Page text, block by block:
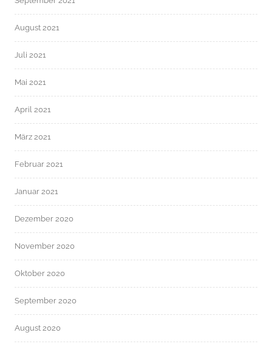
August 2021
Juli 2021
Mai 2021
April 2021
März 2021
Februar 2021
Januar 2021
Dezember 2020
November 2020
Oktober 2020
September 2020
August 2020